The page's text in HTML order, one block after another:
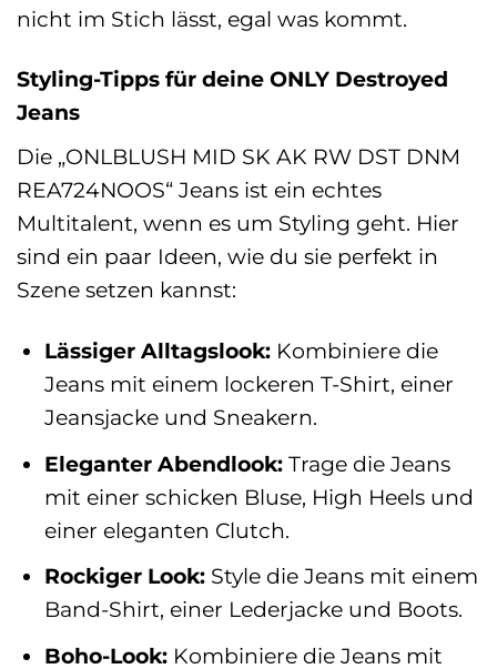
nicht im Stich lässt, egal was kommt.
Styling-Tipps für deine ONLY Destroyed
Jeans
Die „ONLBLUSH MID SK AK RW DST DNM
REA724NOOS“ Jeans ist ein echtes
Multitalent, wenn es um Styling geht. Hier
sind ein paar Ideen, wie du sie perfekt in
Szene setzen kannst:
Lässiger Alltagslook:Kombiniere die
Jeans mit einem lockeren T-Shirt, einer
Jeansjacke und Sneakern.
Eleganter Abendlook:Trage die Jeans
mit einer schicken Bluse, High Heels und
einer eleganten Clutch.
Rockiger Look:Style die Jeans mit einem
Band-Shirt, einer Lederjacke und Boots.
Boho-Look:Kombiniere die Jeans mit